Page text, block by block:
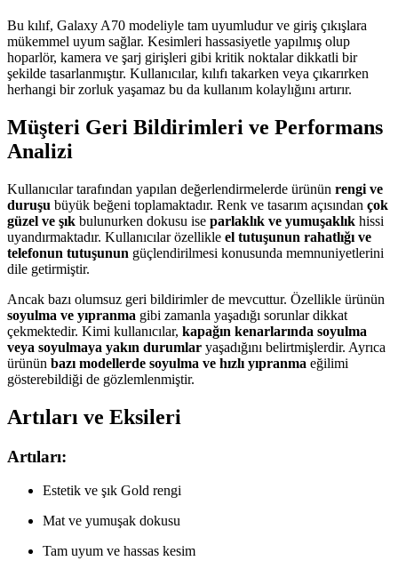
Bu kılıf, Galaxy A70 modeliyle tam uyumludur ve giriş çıkışlara
mükemmel uyum sağlar. Kesimleri hassasiyetle yapılmış olup
hoparlör, kamera ve şarj girişleri gibi kritik noktalar dikkatli bir
şekilde tasarlanmıştır. Kullanıcılar, kılıfı takarken veya çıkarırken
herhangi bir zorluk yaşamaz bu da kullanım kolaylığını artırır.
Müşteri Geri Bildirimleri ve Performans
Analizi
Kullanıcılar tarafından yapılan değerlendirmelerde ürünün rengi ve
duruşu büyük beğeni toplamaktadır. Renk ve tasarım açısından çok
güzel ve şık bulunurken dokusu ise parlaklık ve yumuşaklık hissi
uyandırmaktadır. Kullanıcılar özellikle el tutuşunun rahatlığı ve
telefonun tutuşunun güçlendirilmesi konusunda memnuniyetlerini
dile getirmiştir.
Ancak bazı olumsuz geri bildirimler de mevcuttur. Özellikle ürünün
soyulma ve yıpranma gibi zamanla yaşadığı sorunlar dikkat
çekmektedir. Kimi kullanıcılar, kapağın kenarlarında soyulma
veya soyulmaya yakın durumlar yaşadığını belirtmişlerdir. Ayrıca
ürünün bazı modellerde soyulma ve hızlı yıpranma eğilimi
gösterebildiği de gözlemlenmiştir.
Artıları ve Eksileri
Artıları:
Estetik ve şık Gold rengi
Mat ve yumuşak dokusu
Tam uyum ve hassas kesim